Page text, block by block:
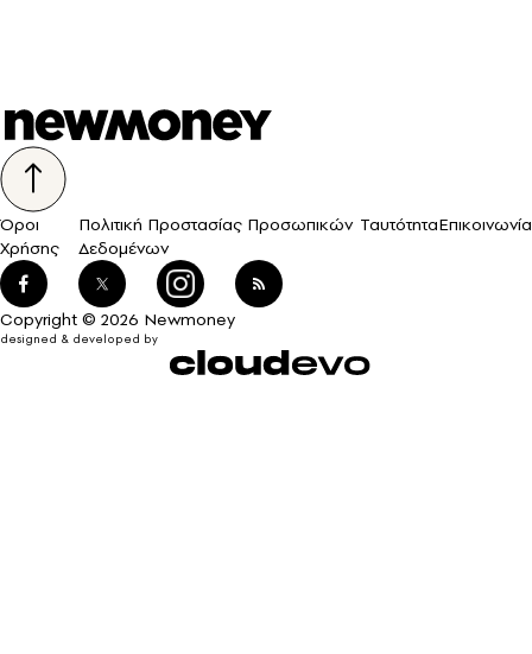
Όροι
Χρήσης
Πολιτική Προστασίας Προσωπικών
Δεδομένων
ΤαυτότηταΕπικοινωνία
Copyright © 2026 Newmoney
designed & developed by